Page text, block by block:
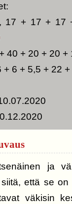
, 17 + 17 + 17
40 + 20 + 20
+ 6 + 5,5 + 22
ja
että se
väkisin